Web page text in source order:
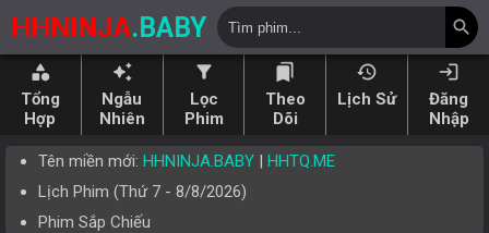
HHNINJA.BABY search
category
Tổng
Hợp
auto_awesome
Ngẫu
Nhiên
filter_alt
Lọc
Phim
bookmarks
Theo
Dõi
history
Lịch Sử
login
Đăng
Nhập
Tên miền mới: HHNINJA.BABY | HHTQ.ME
Lịch Phim (Thứ 7 - 8/8/2026)
Phim Sắp Chiếu